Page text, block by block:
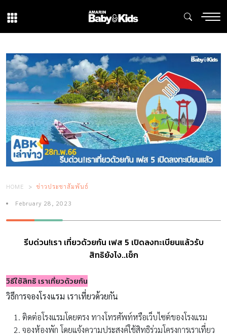
HOME ข่าวประชาสัมพันธ์
February 28, 2023
รีบด่วน!เรา เที่ยวด้วยกัน เฟส 5 เปิดลงทะเบียนแล้วรับ
สิทธิยังไง..เช็ก
วิธีใช้สิทธิ เราเที่ยวด้วยกัน
วิธีการจองโรงแรม เราเที่ยวด้วยกัน
ติดต่อโรงแรมโดยตรง ทางโทรศัพท์หรือเว็บไซต์ของโรงแรม
จองห้องพัก โดยแจ้งความประสงค์ใช้สิทธิร่วมโครงการเราเที่ยว